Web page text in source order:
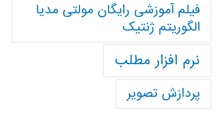
فیلم آموزشی رایگان مولتی مدیا
الگوریتم ژنتیک
نرم افزار مطلب
پردازش تصویر